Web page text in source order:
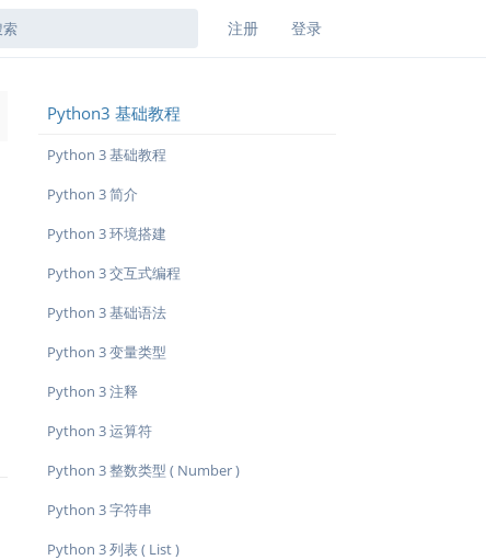
注册 登录
Python3 基础教程
Python 3 基础教程
Python 3 简介
Python 3 环境搭建
Python 3 交互式编程
Python 3 基础语法
Python 3 变量类型
Python 3 注释
Python 3 运算符
Python 3 整数类型 ( Number )
Python 3 字符串
Python 3 列表 ( List )